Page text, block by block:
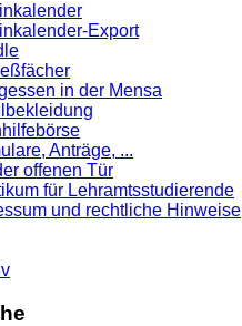
Export
in der Mensa
Anträge, ...
offenen Tür
für Lehramts­studierende
und rechtliche Hinweise